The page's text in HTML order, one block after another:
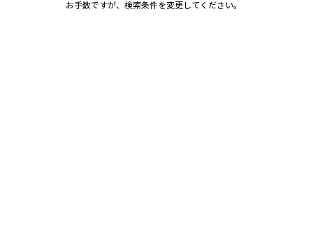
お手数ですが、検索条件を変更してください。